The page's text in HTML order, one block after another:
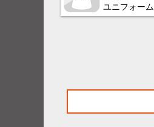
ユニフォーム